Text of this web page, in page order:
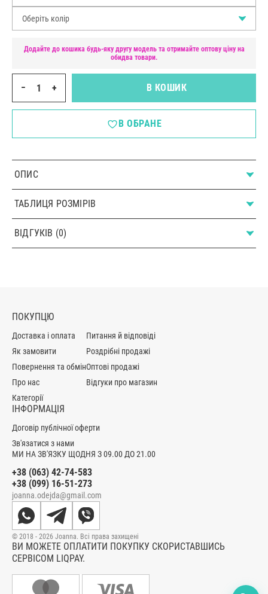
Оберіть колір
Додайте до кошика будь-яку другу модель та отримайте оптову ціну на
обидва товари.
− + В КОШИК
В ОБРАНЕ
ОПИС
ТАБЛИЦЯ РОЗМІРІВ
ВІДГУКІВ (0)
МИ НА ЗВ'ЯЗКУ ЩОДНЯ З 09.00 ДО 21.00
+38 (063) 42-74-583
+38 (099) 16-51-273
joanna.odejda@gmail.com
ПОКУПЦЮ
Доставка і оплата
Як замовити
Повернення та обмін
Про нас
Категорії
Питання й відповіді
Роздрібні продажі
Оптові продажі
Відгуки про магазин
ІНФОРМАЦІЯ
Договір публічної оферти
Зв'язатися з нами
ВИ МОЖЕТЕ ОПЛАТИТИ ПОКУПКУ СКОРИСТАВШИСЬ
СЕРВІСОМ LIQPAY.
© 2018 - 2026 Joanna. Всі права захищені